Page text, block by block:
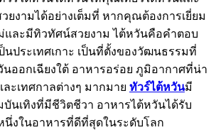
ยงามได้อย่างเต็มที่ หากคุณต้องการเยี่ยม
ละมีทิวทัศน์สวยงาม ไต้หวันคือคำตอบ
ประเทศเกาะ เป็นที่ตั้งของวัฒนธรรมที่
นออกเฉียงใต้ อาหารอร่อย ภูมิอากาศที่น่า
ะเทศกาลต่างๆ มากมาย ทัวร์ไต้หวันมี
นเทิงที่มีชีวิตชีวา อาหารไต้หวันได้รับ
นึ่งในอาหารที่ดีที่สุดในระดับโลก